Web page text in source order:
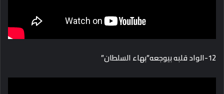
12-الواد قلبه بيوجعه”بهاء السلطان”